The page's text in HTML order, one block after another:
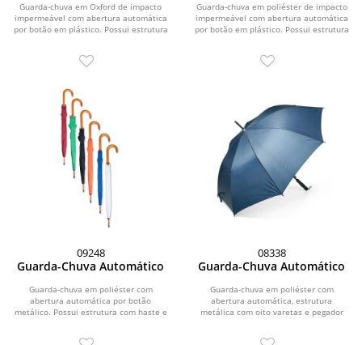
Guarda-chuva em Oxford de impacto
impermeável com abertura automática
por botão em plástico. Possui estrutura
Guarda-chuva em poliéster de impacto
impermeável com abertura automática
por botão em plástico. Possui estrutura
09248
Guarda-Chuva Automático
Guarda-chuva em poliéster com
abertura automática por botão
metálico. Possui estrutura com haste e
08338
Guarda-Chuva Automático
Guarda-chuva em poliéster com
abertura automática, estrutura
metálica com oito varetas e pegador